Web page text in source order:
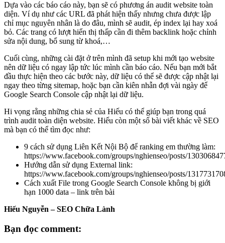
Dựa vào các báo cáo này, bạn sẽ có phương án audit website toàn
diện. Ví dụ như các URL đã phát hiện thấy nhưng chưa được lập
chỉ mục nguyên nhân là do đâu, mình sẽ audit, ép index lại hay xoá
bỏ. Các trang có lượt hiển thị thấp cần đi thêm backlink hoặc chỉnh
sửa nội dung, bổ sung từ khoá,…
Cuối cùng, những cài đặt ở trên mình đã setup khi mới tạo website
nên dữ liệu có ngay lập tức lúc mình cần báo cáo. Nếu bạn mới bắt
đầu thực hiện theo các bước này, dữ liệu có thể sẽ được cập nhật lại
ngay theo từng sitemap, hoặc bạn cần kiên nhẫn đợi vài ngày để
Google Search Console cập nhật lại dữ liệu.
Hi vọng rằng những chia sẻ của Hiếu có thể giúp bạn trong quá
trình audit toàn diện website. Hiếu còn một số bài viết khác về SEO
mà bạn có thể tìm đọc như:
9 cách sử dụng Liên Kết Nội Bộ để ranking em thường làm:
https://www.facebook.com/groups/nghienseo/posts/
Hướng dẫn sử dụng External link:
https://www.facebook.com/groups/nghienseo/posts/
Cách xuất File trong Google Search Console không bị giới
hạn 1000 data – link trên bài
Hiếu Nguyễn – SEO Chữa Lành
Bạn đọc comment: